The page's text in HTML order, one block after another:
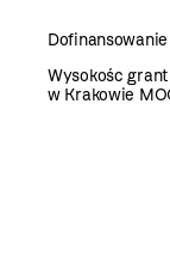
Wysokośc
w Krakowie